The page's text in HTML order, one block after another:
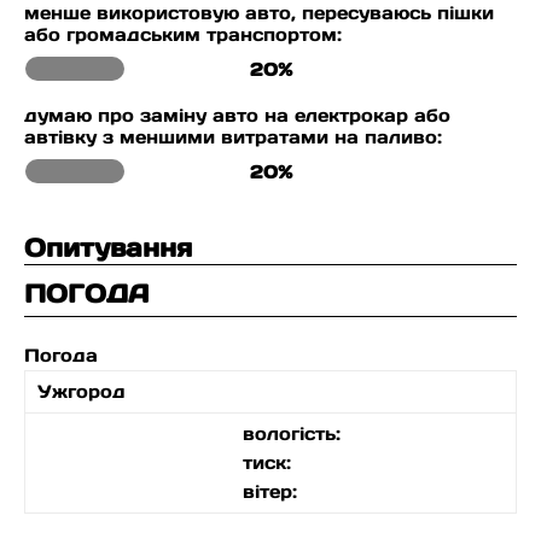
менше використовую авто, пересуваюсь пішки
або громадським транспортом:
20%
думаю про заміну авто на електрокар або
автівку з меншими витратами на паливо:
20%
Опитування
ПОГОДА
Погода
Ужгород
вологість:
тиск:
вітер: